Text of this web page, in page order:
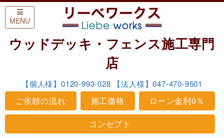
Skip to content
MENU
ウッドデッキ・フェンス施工専門
店
【個人様】0120-993-028 【法人様】047-470-9501
ご依頼の流れ 施工価格
ローン金利0％
コンセプト